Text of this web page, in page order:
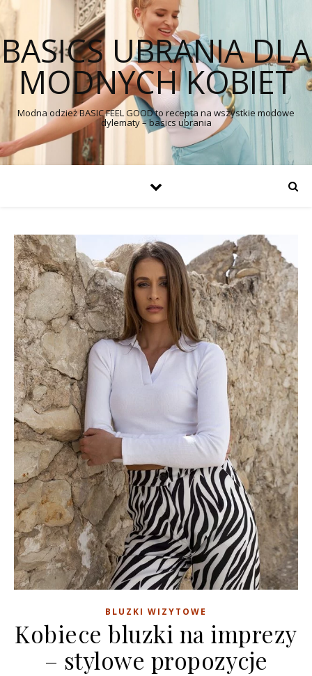
BASICS UBRANIA DLA
MODNYCH KOBIET
Modna odzież BASIC FEEL GOOD to recepta na wszystkie modowe
dylematy – basics ubrania
BLUZKI WIZYTOWE
Kobiece bluzki na imprezy
– stylowe propozycje